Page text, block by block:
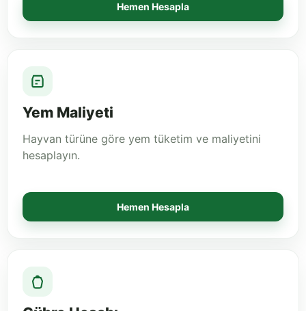
Hemen Hesapla
Yem Maliyeti
Hayvan türüne göre yem tüketim ve maliyetini
hesaplayın.
Hemen Hesapla